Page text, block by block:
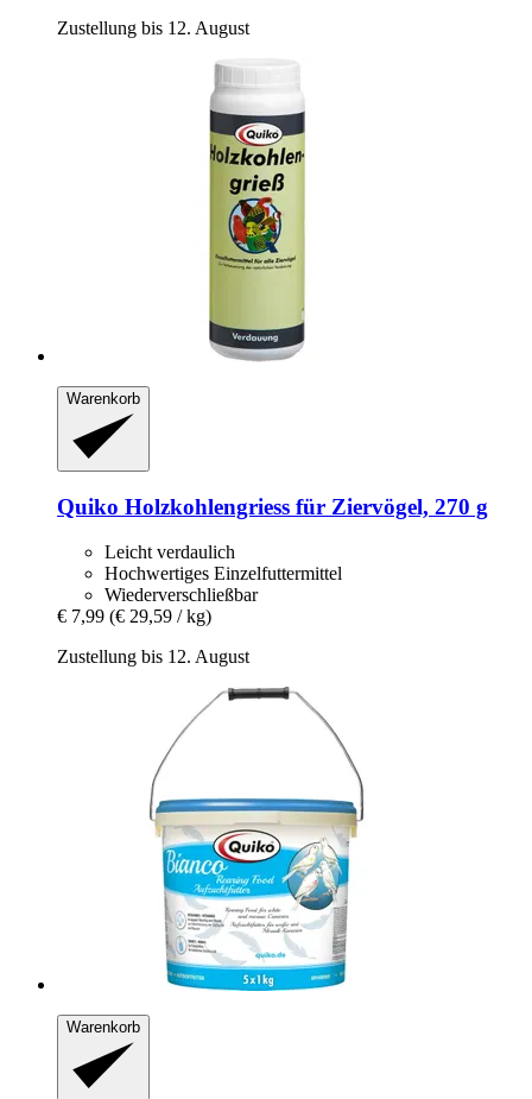
Zustellung bis 12. August
Warenkorb
Quiko Holzkohlengriess für Ziervögel, 270 g
Leicht verdaulich
Hochwertiges Einzelfuttermittel
Wiederverschließbar
€ 7,99 (€ 29,59 / kg)
Zustellung bis 12. August
Warenkorb